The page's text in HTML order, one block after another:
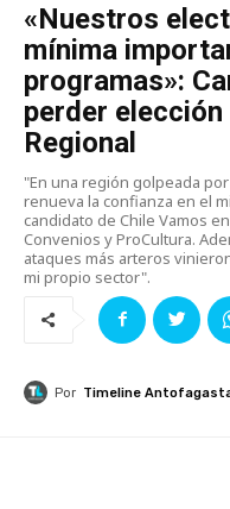
«Nuestros
mínima
programas»:
perder
Regional
"En una región golpeada
renueva la confianza en el
candidato de Chile Vamos
Convenios y ProCultura.
ataques más arteros
mi propio sector".
Por Timeline